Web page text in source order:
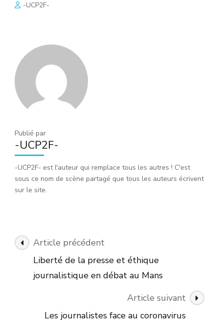
-UCP2F-
Publié par
-UCP2F-
-UCP2F- est l'auteur qui remplace tous les autres ! C'est
sous ce nom de scène partagé que tous les auteurs écrivent
sur le site.
Navigation
des
articles
Article précédent
Liberté de la presse et éthique
journalistique en débat au Mans
Article suivant
Les journalistes face au coronavirus